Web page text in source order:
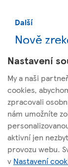
Další
Nově
Pavlova
Tesco Stores
Vršovická 1527/
Nastavení
My a naši
cookies,
zpracovali
nám umožníte
aktivní jen
provozu webu.
v Nastavení